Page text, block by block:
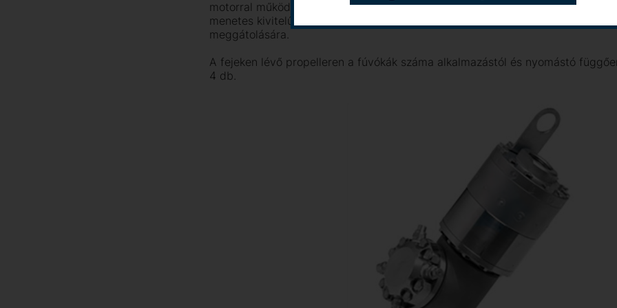
motorral működtetett kivitelek. Egyes típusok szállíthatók benyúló szárral is,
menetes kivitelűek. Menetes kivitel esetén a fejen található egy biztosíték is a
meggátolására.
A fejeken lévő propelleren a fúvókák száma alkalmazástól és nyomástó
4 db.